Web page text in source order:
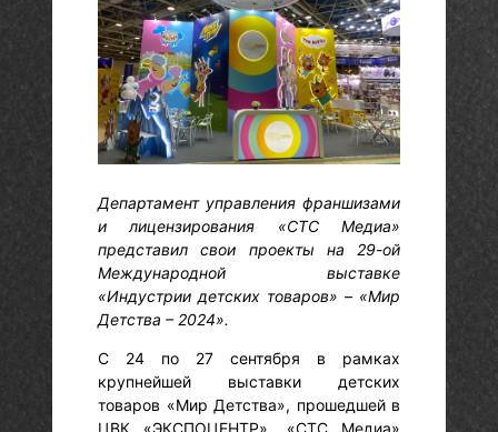
Департамент управления франшизами
и лицензирования «СТС Медиа»
представил свои проекты на 29-ой
Международной выставке
«Индустрии детских товаров» – «Мир
Детства – 2024».
С 24 по 27 сентября в рамках
крупнейшей выставки детских
товаров «Мир Детства», прошедшей в
ЦВК «ЭКСПОЦЕНТР», «СТС Медиа»